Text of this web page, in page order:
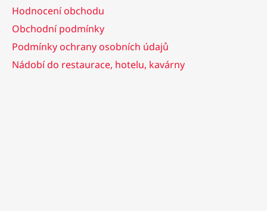
Hodnocení obchodu
Obchodní podmínky
Podmínky ochrany osobních údajů
Nádobí do restaurace, hotelu, kavárny